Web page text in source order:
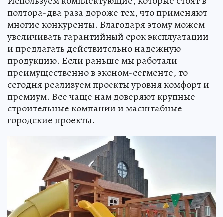
полтора-два раза дороже тех, что применяют
многие конкуренты. Благодаря этому можем
увеличивать гарантийный срок эксплуатации
и предлагать действительно надежную
продукцию. Если раньше мы работали
преимущественно в эконом-сегменте, то
сегодня реализуем проекты уровня комфорт и
премиум. Все чаще нам доверяют крупные
строительные компании и масштабные
городские проекты.